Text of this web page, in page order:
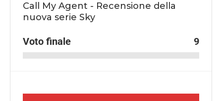
Call My Agent - Recensione della
nuova serie Sky
Voto finale 9